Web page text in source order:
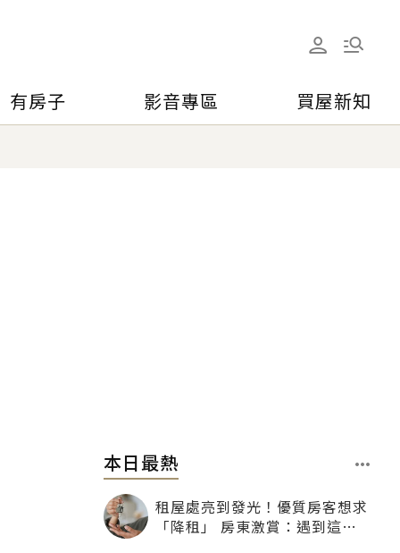
有房子 影音專區 買屋新知
本日最熱
租屋處亮到發光！優質房客想求
「降租」 房東激賞：遇到這種